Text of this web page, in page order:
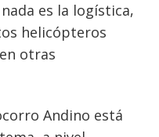
es la logística,
helicópteros
otras
Andino está